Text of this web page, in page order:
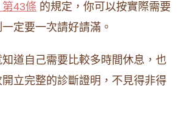
第43條 的規定，你可以按實際需要
定要一次請好請滿。
道自己需要比較多時間休息，也
立完整的診斷證明，不見得非得